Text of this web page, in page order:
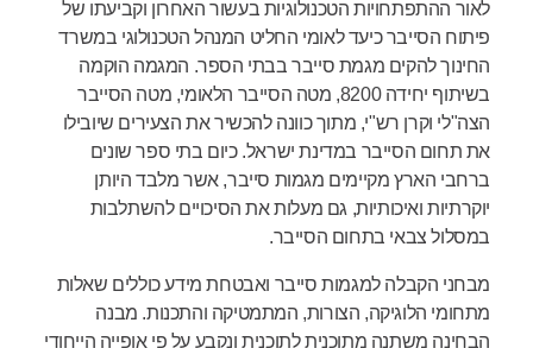
לאור ההתפתחויות הטכנולוגיות בעשור האחרון וקביעתו של
פיתוח הסייבר כיעד לאומי החליט המנהל הטכנולוגי במשרד
החינוך להקים מגמת סייבר בבתי הספר. המגמה הוקמה
בשיתוף יחידה 8200, מטה הסייבר הלאומי, מטה הסייבר
הצה"לי וקרן רש"י, מתוך כוונה להכשיר את הצעירים שיובילו
את תחום הסייבר במדינת ישראל. כיום בתי ספר שונים
ברחבי הארץ מקיימים מגמות סייבר, אשר מלבד היותן
יוקרתיות ואיכותיות, גם מעלות את הסיכויים להשתלבות
במסלול צבאי בתחום הסייבר.
מבחני הקבלה למגמות סייבר ואבטחת מידע כוללים שאלות
מתחומי הלוגיקה, הצורות, המתמטיקה והתכנות. מבנה
הבחינה משתנה מתוכנית לתוכנית ונקבע על פי אופייה הייחודי